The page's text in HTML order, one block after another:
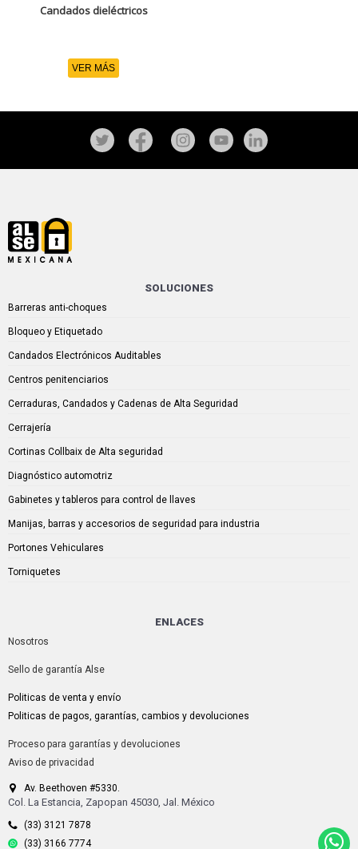
Candados dieléctricos
VER MÁS
SOLUCIONES
Barreras anti-choques
Bloqueo y Etiquetado
Candados Electrónicos Auditables
Centros penitenciarios
Cerraduras, Candados y Cadenas de Alta Seguridad
Cerrajería
Cortinas Collbaix de Alta seguridad
Diagnóstico automotriz
Gabinetes y tableros para control de llaves
Manijas, barras y accesorios de seguridad para industria
Portones Vehiculares
Torniquetes
ENLACES
Nosotros
Sello de garantía Alse
Politicas de venta y envío
Politicas de pagos, garantías, cambios y devoluciones
Proceso para garantías y devoluciones
Aviso de privacidad
Av. Beethoven #5330.
Col. La Estancia, Zapopan 45030, Jal. México
(33) 3121 7878
(33) 3166 7774